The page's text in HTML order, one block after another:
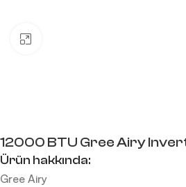
12000 BTU Gree Airy
Ürün hakkında:
Gree Airy